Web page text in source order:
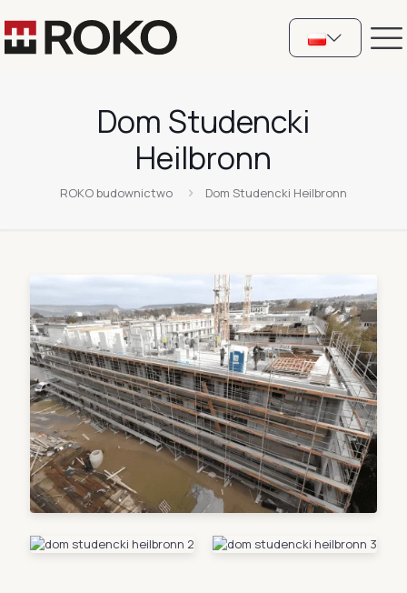
Dom Studencki
Heilbronn
ROKO budownictwo Dom Studencki Heilbronn